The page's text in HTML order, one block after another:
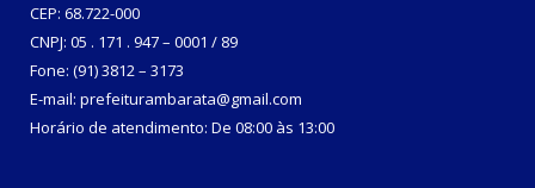
CEP: 68.722-000
CNPJ: 05 . 171 . 947 – 0001 / 89
Fone: (91) 3812 – 3173
E-mail: prefeiturambarata@gmail.com
Horário de atendimento: De 08:00 às 13:00